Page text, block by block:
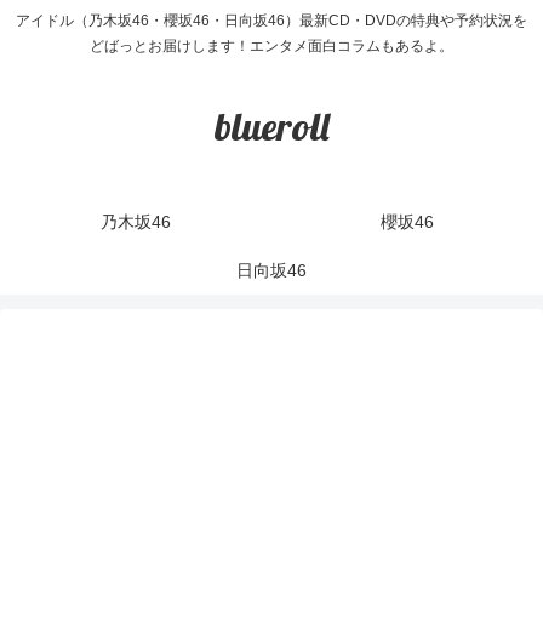
アイドル（乃木坂46・櫻坂46・日向坂46）最新CD・DVDの特典や予約状況を
どばっとお届けします！エンタメ面白コラムもあるよ。
blueroll
乃木坂46 櫻坂46
日向坂46